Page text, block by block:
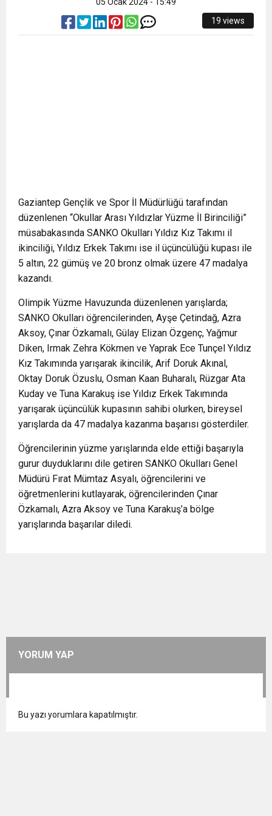
19 views
Gaziantep Gençlik ve Spor İl Müdürlüğü tarafından
düzenlenen “Okullar Arası Yıldızlar Yüzme İl Birinciliği”
müsabakasında SANKO Okulları Yıldız Kız Takımı il
ikinciliği, Yıldız Erkek Takımı ise il üçüncülüğü kupası ile
5 altın, 22 gümüş ve 20 bronz olmak üzere 47 madalya
kazandı.
Olimpik Yüzme Havuzunda düzenlenen yarışlarda;
SANKO Okulları öğrencilerinden, Ayşe Çetindağ, Azra
Aksoy, Çınar Özkamalı, Gülay Elizan Özgenç, Yağmur
Diken, Irmak Zehra Kökmen ve Yaprak Ece Tunçel Yıldız
Kız Takımında yarışarak ikincilik, Arif Doruk Akınal,
Oktay Doruk Özuslu, Osman Kaan Buharalı, Rüzgar Ata
Kuday ve Tuna Karakuş ise Yıldız Erkek Takımında
yarışarak üçüncülük kupasının sahibi olurken, bireysel
yarışlarda da 47 madalya kazanma başarısı gösterdiler.
Öğrencilerinin yüzme yarışlarında elde ettiği başarıyla
gurur duyduklarını dile getiren SANKO Okulları Genel
Müdürü Fırat Mümtaz Asyalı, öğrencilerini ve
öğretmenlerini kutlayarak, öğrencilerinden Çınar
Özkamalı, Azra Aksoy ve Tuna Karakuş’a bölge
yarışlarında başarılar diledi.
YORUM YAP
Bu yazı yorumlara kapatılmıştır.